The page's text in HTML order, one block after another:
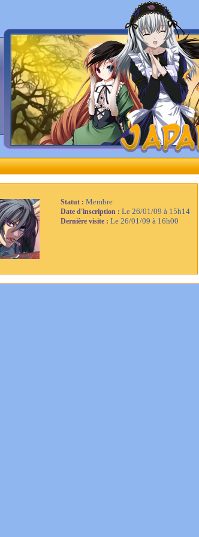
Statut : Membre
Date d'inscription : Le 26/01/09 à 15h14
Dernière visite : Le 26/01/09 à 16h00